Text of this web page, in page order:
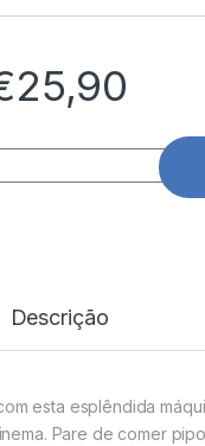
25,90
de Pipocas
Descrição
esta esplêndida
Pare de comer